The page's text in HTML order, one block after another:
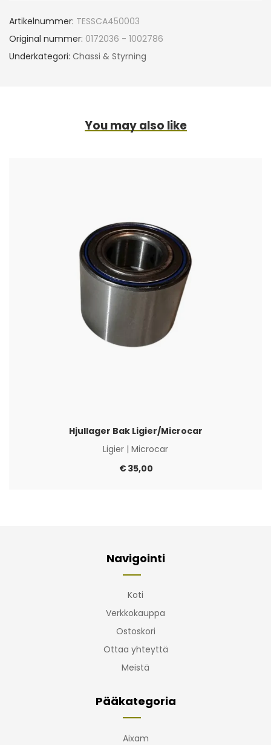
Artikelnummer: TESSCA450003
Original nummer: 0172036 - 1002786
Underkategori: Chassi & Styrning
You may also like
Hjullager Bak Ligier/Microcar
Ligier | Microcar
€35,00
Navigointi
Koti
Verkkokauppa
Ostoskori
Ottaa yhteyttä
Meistä
Pääkategoria
Aixam